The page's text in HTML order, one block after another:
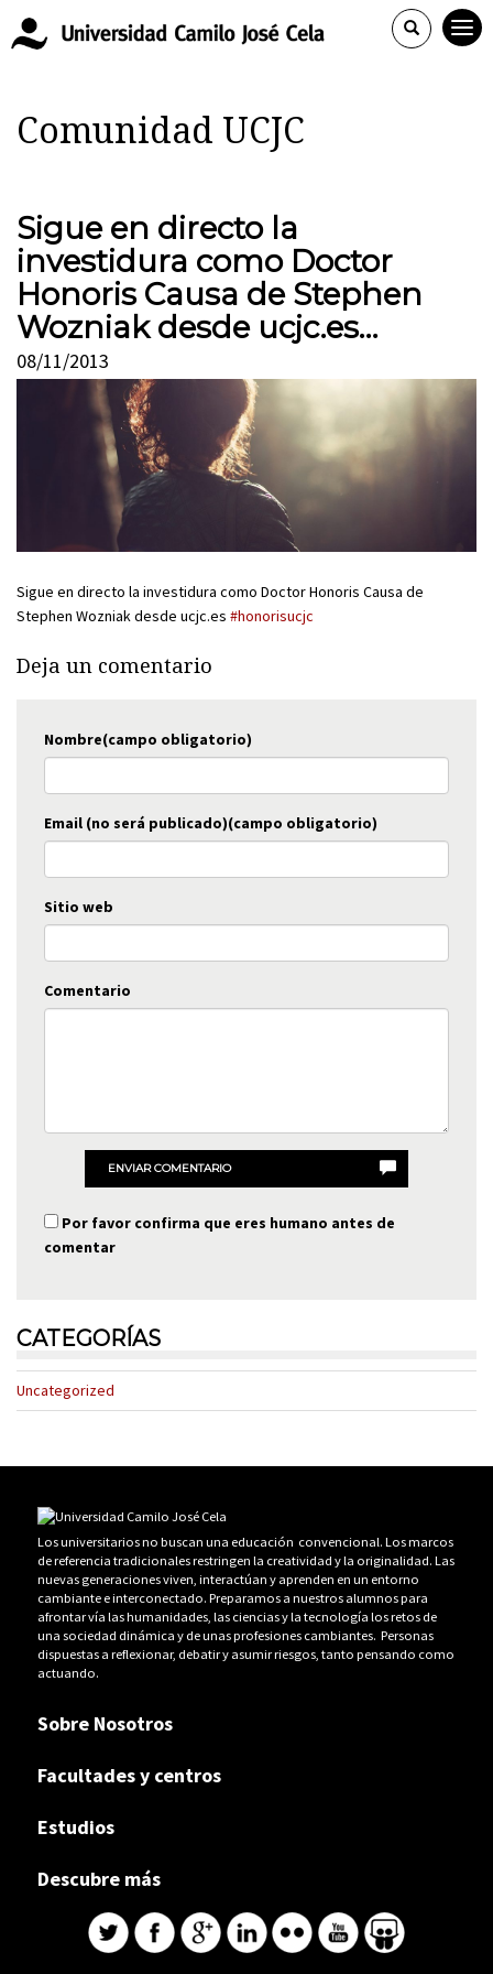
Comunidad UCJC
Sigue en directo la
investidura como Doctor
Honoris Causa de Stephen
Wozniak desde ucjc.es…
08/11/2013
Sigue en directo la investidura como Doctor Honoris Causa de
Stephen Wozniak desde ucjc.es #honorisucjc
Deja un comentario
Nombre(campo obligatorio)
Email (no será publicado)(campo obligatorio)
Sitio web
Comentario
ENVIAR COMENTARIO
Por favor confirma que eres humano antes de
comentar
CATEGORÍAS
Uncategorized
Los universitarios no buscan una educación convencional. Los marcos
de referencia tradicionales restringen la creatividad y la originalidad. Las
nuevas generaciones viven, interactúan y aprenden en un entorno
cambiante e interconectado. Preparamos a nuestros alumnos para
afrontar vía las humanidades, las ciencias y la tecnología los retos de
una sociedad dinámica y de unas profesiones cambiantes. Personas
dispuestas a reflexionar, debatir y asumir riesgos, tanto pensando como
actuando.
Sobre Nosotros
Facultades y centros
Estudios
Descubre más